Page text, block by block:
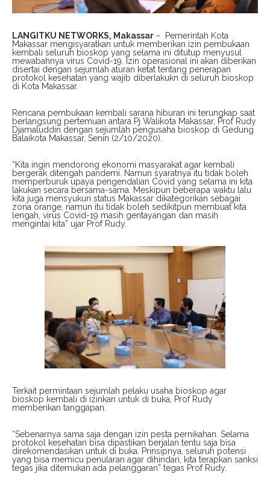
LANGITKU NETWORKS, Makassar – Pemerintah Kota
Makassar mengisyaratkan untuk memberikan izin pembukaan
kembali seluruh bioskop yang selama ini ditutup menyusul
mewabahnya virus Covid-19. Izin operasional ini akan diberikan
disertai dengan sejumlah aturan ketat tentang penerapan
protokol kesehatan yang wajib diberlakukn di seluruh bioskop
di Kota Makassar.
Rencana pembukaan kembali sarana hiburan ini terungkap saat
berlangsung pertemuan antara Pj Walikota Makassar, Prof Rudy
Djamaluddin dengan sejumlah pengusaha bioskop di Gedung
Balaikota Makassar, Senin (2/10/2020).
“Kita ingin mendorong ekonomi masyarakat agar kembali
bergerak ditengah pandemi. Namun syaratnya itu tidak boleh
memperburuk upaya pengendalian Covid yang selama ini kita
lakukan secara bersama-sama. Meskipun beberapa waktu lalu
kita juga mensyukuri status Makassar dikategorikan sebagai
zona orange, namun itu tidak boleh sedikitpun membuat kita
lengah, virus Covid-19 masih gentayangan dan masih
mengintai kita” ujar Prof Rudy.
Terkait permintaan sejumlah pelaku usaha bioskop agar
bioskop kembali di izinkan untuk di buka, Prof Rudy
memberikan tanggapan.
“Sebenarnya sama saja dengan izin pesta pernikahan. Selama
protokol kesehatan bisa dipastikan berjalan tentu saja bisa
direkomendasikan untuk di buka. Prinsipnya, seluruh potensi
yang bisa memicu penularan agar dihindari, kita terapkan sanksi
tegas jika ditemukan ada pelanggaran” tegas Prof Rudy.